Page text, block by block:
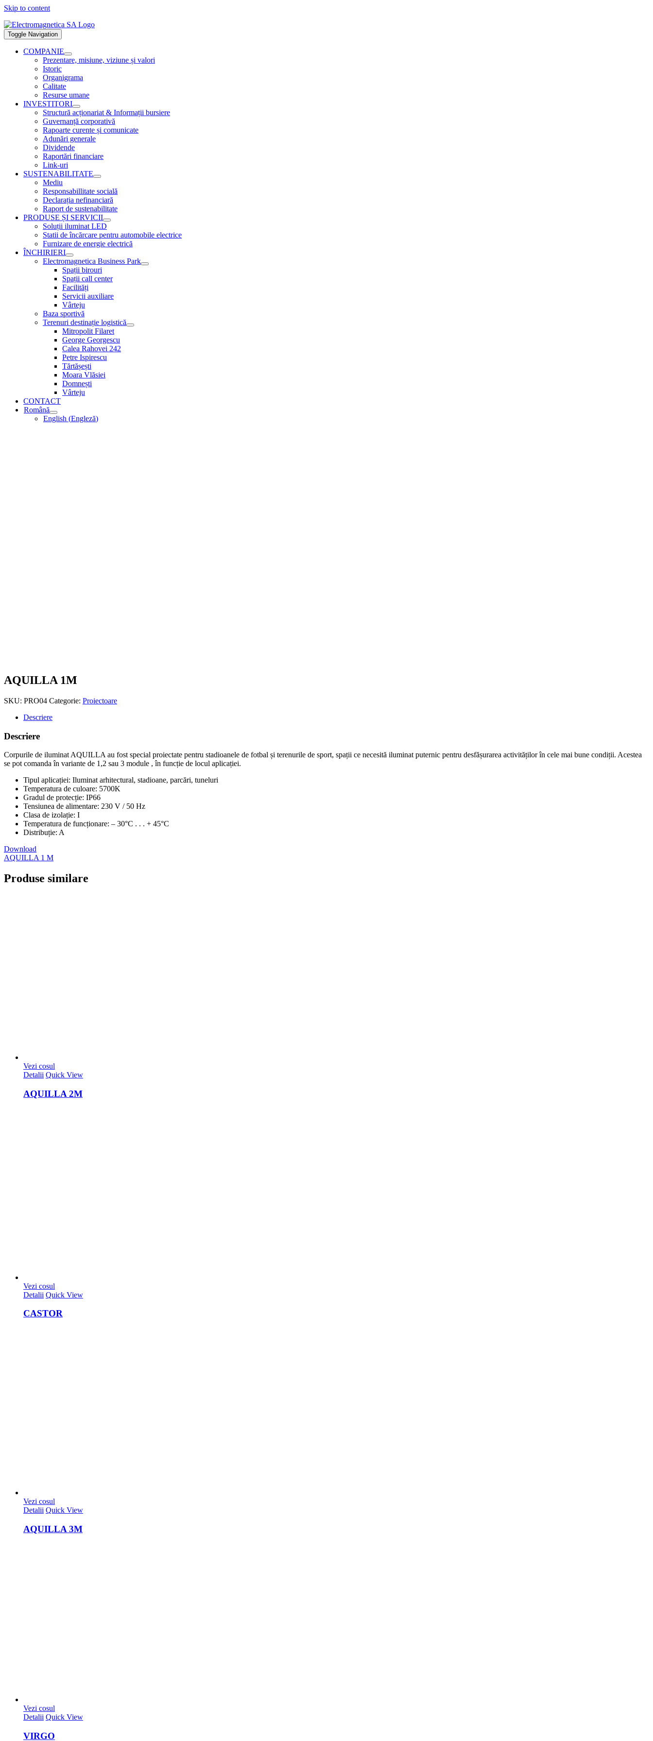
Skip to content
Toggle Navigation
COMPANIE
Prezentare, misiune, viziune și valori
Istoric
Organigrama
Calitate
Resurse umane
INVESTITORI
Structură acționariat & Informații bursiere
Guvernanță corporativă
Rapoarte curente și comunicate
Adunări generale
Dividende
Raportări financiare
Link-uri
SUSTENABILITATE
Mediu
Responsabillitate socială
Declarația nefinanciară
Raport de sustenabilitate
PRODUSE ȘI SERVICII
Soluții iluminat LED
Statii de încărcare pentru automobile electrice
Furnizare de energie electrică
ÎNCHIRIERI
Electromagnetica Business Park
Spații birouri
Spații call center
Facilități
Servicii auxiliare
Vârteju
Baza sportivă
Terenuri destinație logistică
Mitropolit Filaret
George Georgescu
Calea Rahovei 242
Petre Ispirescu
Tărtășești
Moara Vlăsiei
Domnești
Vârteju
CONTACT
Română
English (Engleză)
AQUILLA 1M
SKU: PRO04 Categorie: Proiectoare
Descriere
Descriere
Corpurile de iluminat AQUILLA au fost special proiectate pentru stadioanele de fotbal și terenurile de sport, spații ce necesită iluminat puternic pentru desfășurarea activităților în cele mai bune condiții. Acestea
se pot comanda în variante de 1,2 sau 3 module , în funcție de locul aplicației.
Tipul aplicației: Iluminat arhitectural, stadioane, parcări, tuneluri
Temperatura de culoare: 5700K
Gradul de protecție: IP66
Tensiunea de alimentare: 230 V / 50 Hz
Clasa de izolație: I
Temperatura de funcționare: – 30°C . . . + 45°C
Distribuție: A
Download
AQUILLA 1 M
Produse similare
Vezi cosul
Detalii Quick View
AQUILLA 2M
Vezi cosul
Detalii Quick View
CASTOR
Vezi cosul
Detalii Quick View
AQUILLA 3M
Vezi cosul
Detalii Quick View
VIRGO